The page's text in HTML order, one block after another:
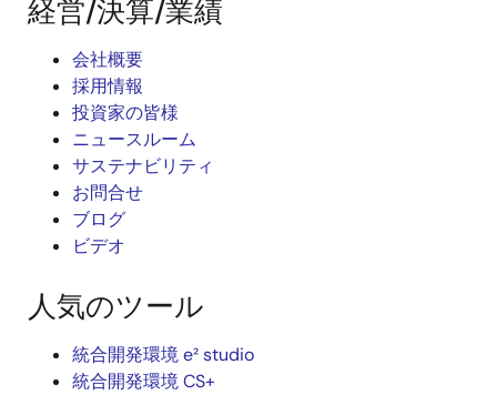
経営/決算/業績
会社概要
採用情報
投資家の皆様
ニュースルーム
サステナビリティ
お問合せ
ブログ
ビデオ
人気のツール
統合開発環境 e² studio
統合開発環境 CS+